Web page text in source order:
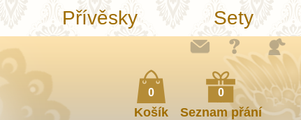
0
Košík
Přívěsky Sety
0
Seznam přání